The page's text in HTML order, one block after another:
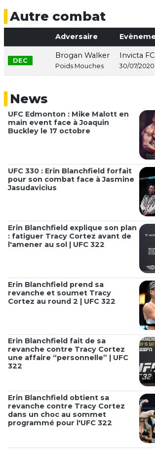
Autre combat
Adversaire
DEC
Brogan Walker
Poids Mouches
Invicta FC
30/07/2020
News
UFC Edmonton : Mike Malott en
main event face à Joaquin
Buckley le 17 octobre
UFC 330 : Erin Blanchfield forfait
pour son combat face à Jasmine
Jasudavicius
Erin Blanchfield explique son plan
: fatiguer Tracy Cortez avant de
l'amener au sol | UFC 322
Erin Blanchfield prend sa
revanche et soumet Tracy
Cortez au round 2 | UFC 322
Erin Blanchfield fait de sa
revanche contre Tracy Cortez
une affaire “personnelle” | UFC
322
Erin Blanchfield obtient sa
revanche contre Tracy Cortez
dans un choc au sommet
programmé pour l'UFC 322